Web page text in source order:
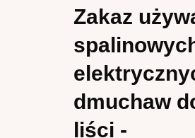
Zakaz
dmuchaw
liści -